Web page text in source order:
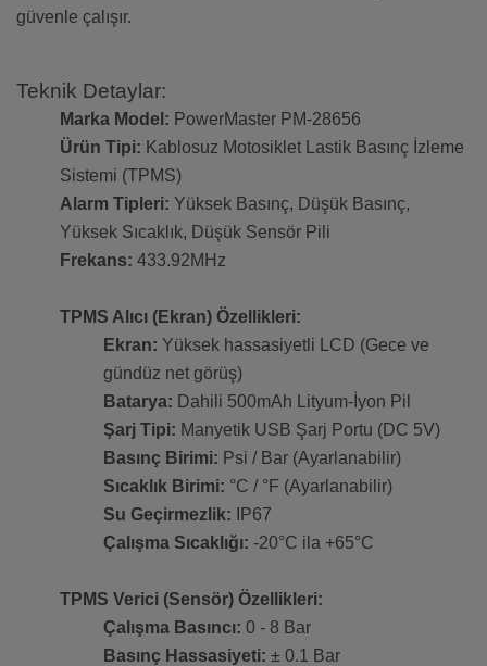
güvenle çalışır.
Teknik Detaylar:
Marka Model: PowerMaster PM-28656
Ürün Tipi: Kablosuz Motosiklet Lastik Basınç İzleme
Sistemi (TPMS)
Alarm Tipleri: Yüksek Basınç, Düşük Basınç,
Yüksek Sıcaklık, Düşük Sensör Pili
Frekans: 433.92MHz
TPMS Alıcı (Ekran) Özellikleri:
Ekran: Yüksek hassasiyetli LCD (Gece ve
gündüz net görüş)
Batarya: Dahili 500mAh Lityum-İyon Pil
Şarj Tipi: Manyetik USB Şarj Portu (DC 5V)
Basınç Birimi: Psi / Bar (Ayarlanabilir)
Sıcaklık Birimi: °C / °F (Ayarlanabilir)
Su Geçirmezlik: IP67
Çalışma Sıcaklığı: -20°C ila +65°C
TPMS Verici (Sensör) Özellikleri:
Çalışma Basıncı: 0 - 8 Bar
Basınç Hassasiyeti: ± 0.1 Bar